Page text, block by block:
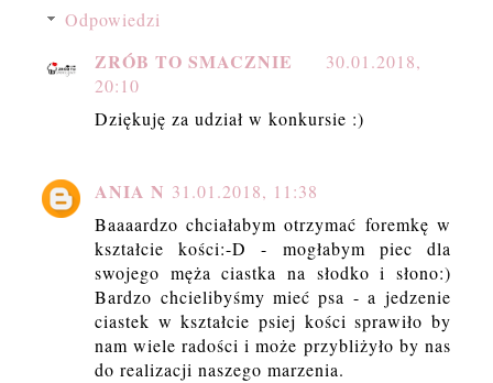
Odpowiedzi
ZRÓB TO SMACZNIE
30.01.2018,
20:10
Dziękuję za udział w konkursie :)
ANIA N 31.01.2018, 11:38
Baaaardzo chciałabym otrzymać foremkę w
kształcie kości:-D - mogłabym piec dla
swojego męża ciastka na słodko i słono:)
Bardzo chcielibyśmy mieć psa - a jedzenie
ciastek w kształcie psiej kości sprawiło by
nam wiele radości i może przybliżyło by nas
do realizacji naszego marzenia.